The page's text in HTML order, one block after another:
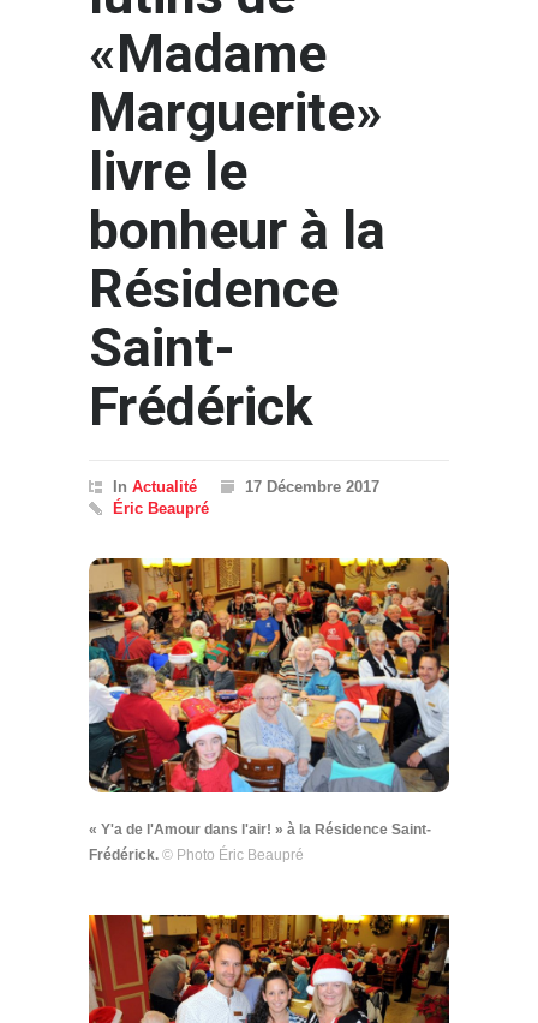
«Madame
Marguerite»
livre le
bonheur à la
Résidence
Saint-
Frédérick
In Actualité
17 Décembre 2017
Éric Beaupré
« Y'a de l'Amour dans l'air! » à la Résidence Saint-
Frédérick. © Photo Éric Beaupré